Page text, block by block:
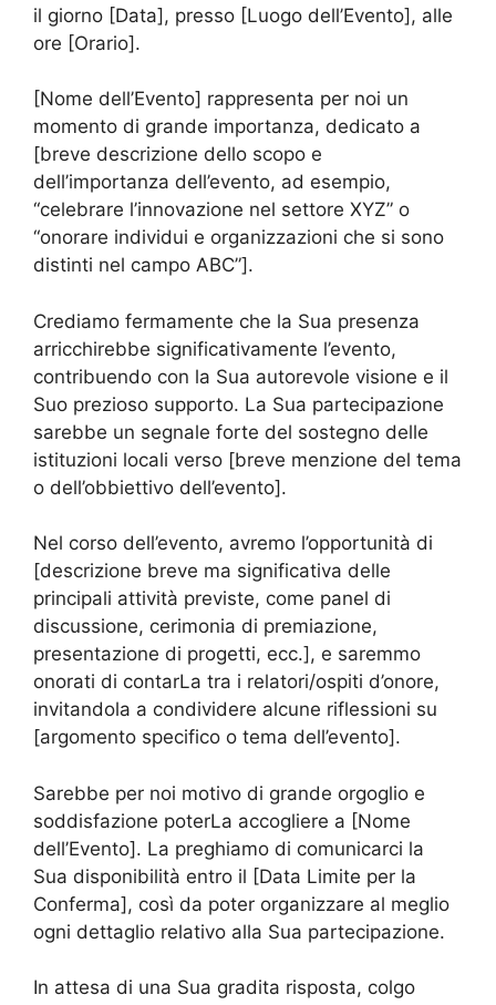
il giorno [Data], presso [Luogo dell’Evento], alle
ore [Orario].
[Nome dell’Evento] rappresenta per noi un
momento di grande importanza, dedicato a
[breve descrizione dello scopo e
dell’importanza dell’evento, ad esempio,
“celebrare l’innovazione nel settore XYZ” o
“onorare individui e organizzazioni che si sono
distinti nel campo ABC”].
Crediamo fermamente che la Sua presenza
arricchirebbe significativamente l’evento,
contribuendo con la Sua autorevole visione e il
Suo prezioso supporto. La Sua partecipazione
sarebbe un segnale forte del sostegno delle
istituzioni locali verso [breve menzione del tema
o dell’obbiettivo dell’evento].
Nel corso dell’evento, avremo l’opportunità di
[descrizione breve ma significativa delle
principali attività previste, come panel di
discussione, cerimonia di premiazione,
presentazione di progetti, ecc.], e saremmo
onorati di contarLa tra i relatori/ospiti d’onore,
invitandola a condividere alcune riflessioni su
[argomento specifico o tema dell’evento].
Sarebbe per noi motivo di grande orgoglio e
soddisfazione poterLa accogliere a [Nome
dell’Evento]. La preghiamo di comunicarci la
Sua disponibilità entro il [Data Limite per la
Conferma], così da poter organizzare al meglio
ogni dettaglio relativo alla Sua partecipazione.
In attesa di una Sua gradita risposta, colgo